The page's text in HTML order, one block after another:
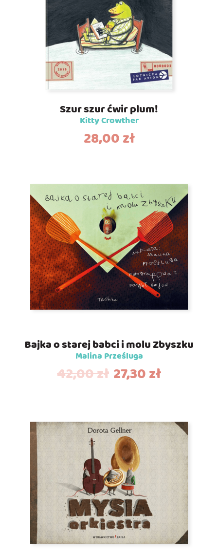
Szur szur ćwir plum!
Kitty Crowther
28,00zł
Bajka o starej babci i molu Zbyszku
Malina Prześluga
42,00zł 27,30zł